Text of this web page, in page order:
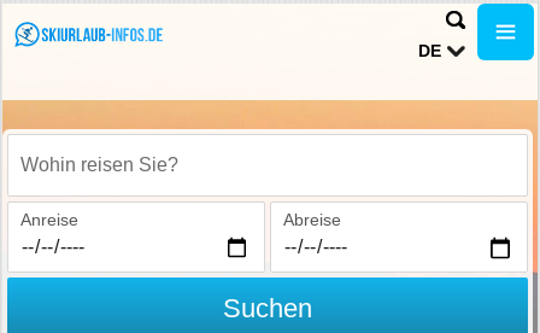
DE
Wohin reisen Sie?
Anreise Abreise
Suchen